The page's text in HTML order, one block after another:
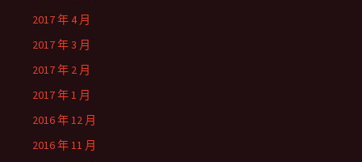
2017 年 4 月
2017 年 3 月
2017 年 2 月
2017 年 1 月
2016 年 12 月
2016 年 11 月